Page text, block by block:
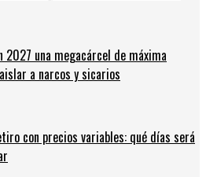
2027 una megacárcel de máxima
a narcos y sicarios
con precios variables: qué días será